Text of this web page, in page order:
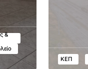
&
ΚΕΠ